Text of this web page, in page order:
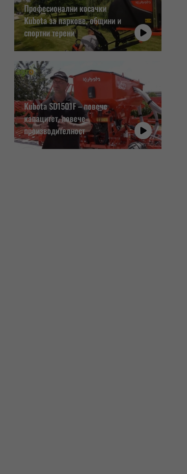
Професионални косачки
Kubota за паркове, общини и
спортни терени
Kubota SD1501F – повече
капацитет, повече
производителност